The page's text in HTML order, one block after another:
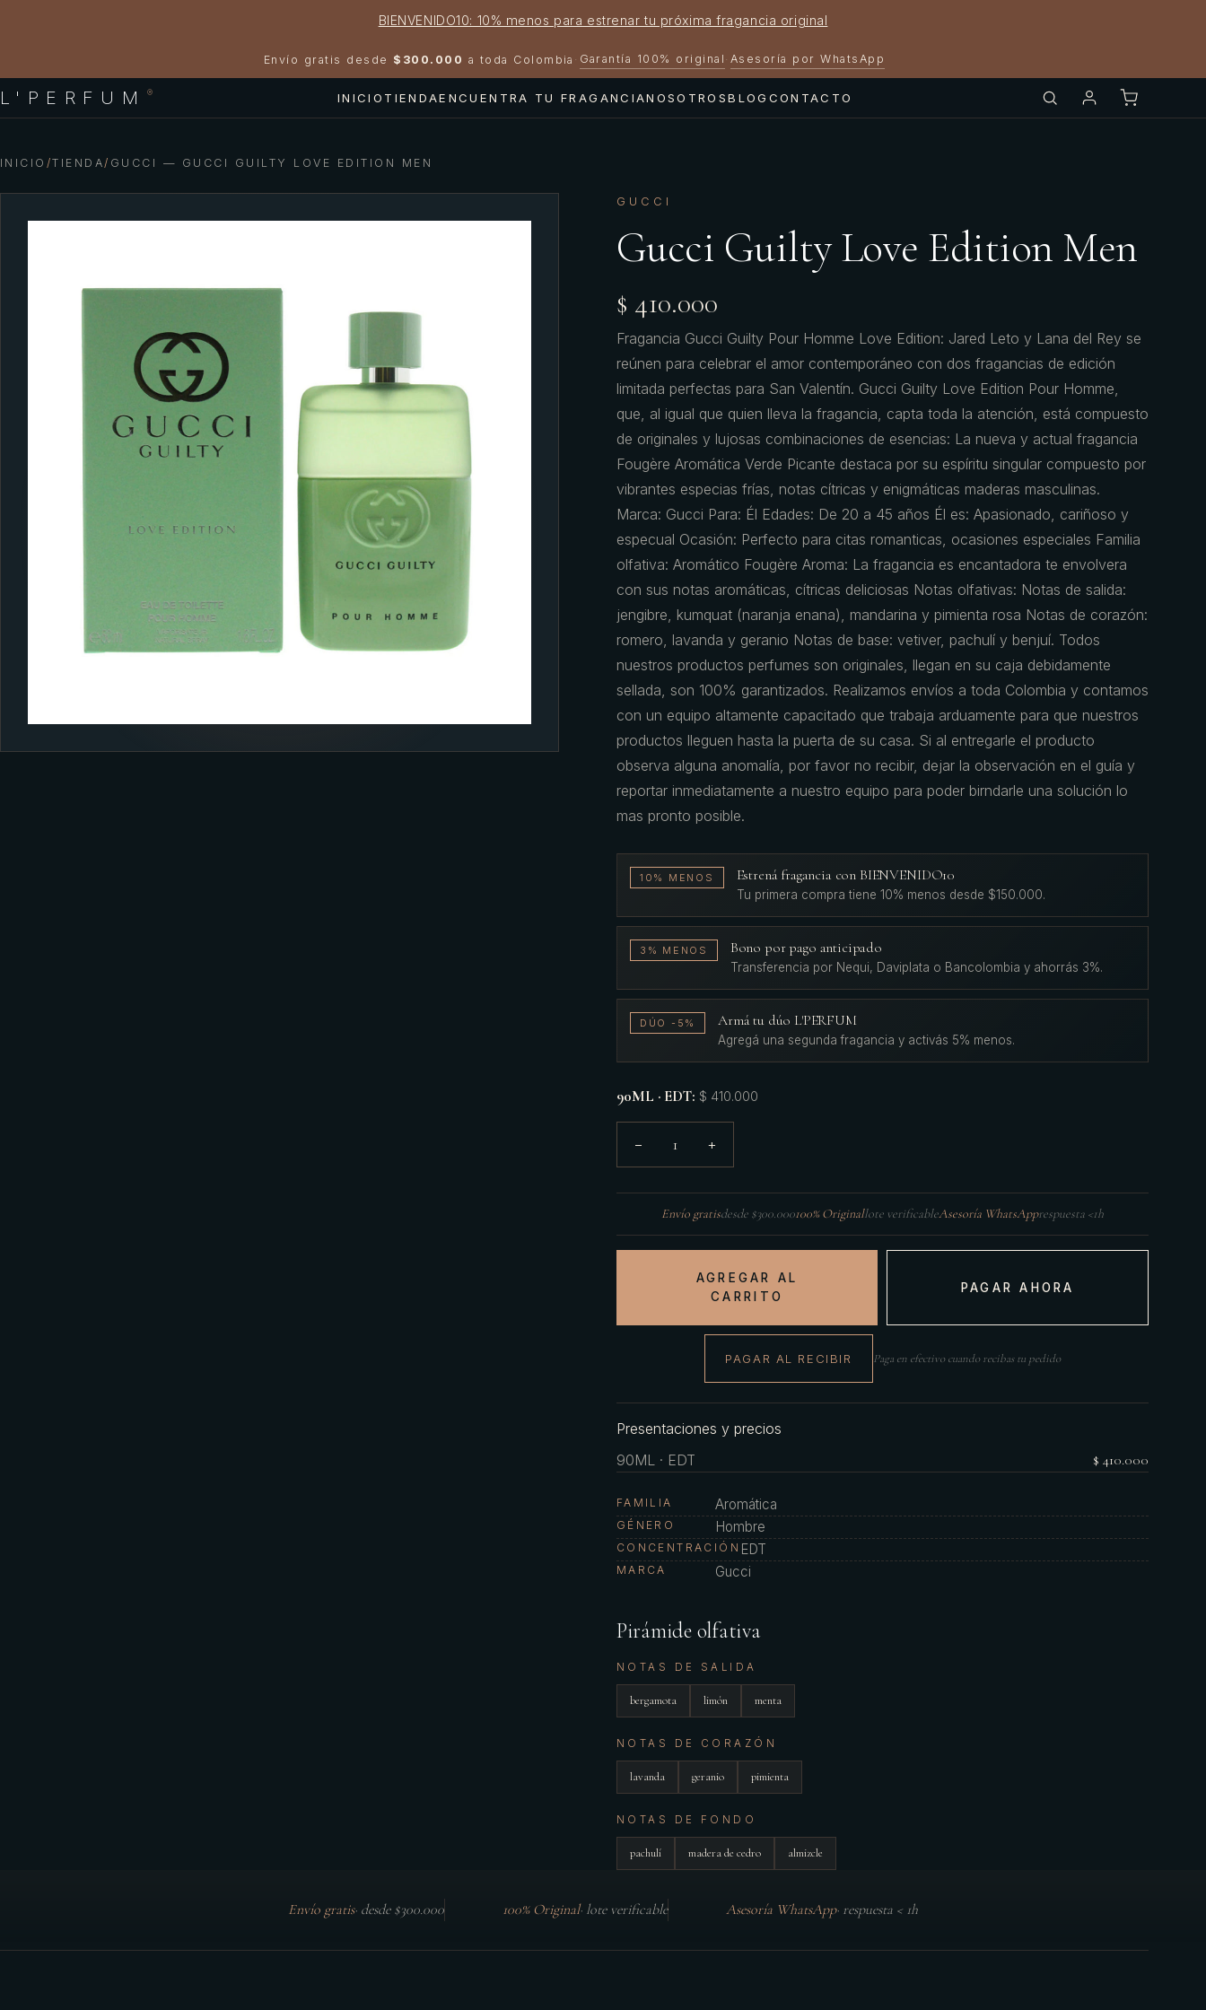
BIENVENIDO10: 10% menos para estrenar tu próxima fragancia original
Envío gratis desde $300.000 a toda Colombia · Garantía 100% original · Asesoría por WhatsApp
L'PERFUM ® INICIO TIENDAENCUENTRA TU FRAGANCIANOSOTROSBLOG CONTACTO
INICIO /TIENDA/ GUCCI — GUCCI GUILTY LOVE EDITION MEN
GUCCI
Gucci Guilty Love Edition Men
$ 410.000
Fragancia Gucci Guilty Pour Homme Love Edition: Jared Leto y Lana del Rey se
reúnen para celebrar el amor contemporáneo con dos fragancias de edición
limitada perfectas para San Valentín. Gucci Guilty Love Edition Pour Homme,
que, al igual que quien lleva la fragancia, capta toda la atención, está compuesto
de originales y lujosas combinaciones de esencias: La nueva y actual fragancia
Fougère Aromática Verde Picante destaca por su espíritu singular compuesto por
vibrantes especias frías, notas cítricas y enigmáticas maderas masculinas.
Marca: Gucci Para: Él Edades: De 20 a 45 años Él es: Apasionado, cariñoso y
especual Ocasión: Perfecto para citas romanticas, ocasiones especiales Familia
olfativa: Aromático Fougère Aroma: La fragancia es encantadora te envolvera
con sus notas aromáticas, cítricas deliciosas Notas olfativas: Notas de salida:
jengibre, kumquat (naranja enana), mandarina y pimienta rosa Notas de corazón:
romero, lavanda y geranio Notas de base: vetiver, pachulí y benjuí. Todos
nuestros productos perfumes son originales, llegan en su caja debidamente
sellada, son 100% garantizados. Realizamos envíos a toda Colombia y contamos
con un equipo altamente capacitado que trabaja arduamente para que nuestros
productos lleguen hasta la puerta de su casa. Si al entregarle el producto
observa alguna anomalía, por favor no recibir, dejar la observación en el guía y
reportar inmediatamente a nuestro equipo para poder birndarle una solución lo
mas pronto posible.
10% MENOS Estrená fragancia con BIENVENIDO10
Tu primera compra tiene 10% menos desde $150.000.
3% MENOS Bono por pago anticipado
Transferencia por Nequi, Daviplata o Bancolombia y ahorrás 3%.
DÚO -5% Armá tu dúo L'PERFUM
Agregá una segunda fragancia y activás 5% menos.
90ML · EDT: $ 410.000
− 1 +
Envío gratisdesde $300.000100% Originallote verificableAsesoría WhatsApprespuesta <1h
AGREGAR AL
CARRITO
PAGAR AHORA
PAGAR AL RECIBIR Paga en efectivo cuando recibas tu pedido
Presentaciones y precios
90ML · EDT
$ 410.000
FAMILIA Aromática
GÉNERO Hombre
CONCENTRACIÓN EDT
MARCA Gucci
Pirámide olfativa
NOTAS DE SALIDA
bergamota limón menta
NOTAS DE CORAZÓN
lavanda geranio pimienta
NOTAS DE FONDO
pachulí madera de cedro almizcle
Envío gratis· desde $300.000 100% Original· lote verificable Asesoría WhatsApp· respuesta < 1h